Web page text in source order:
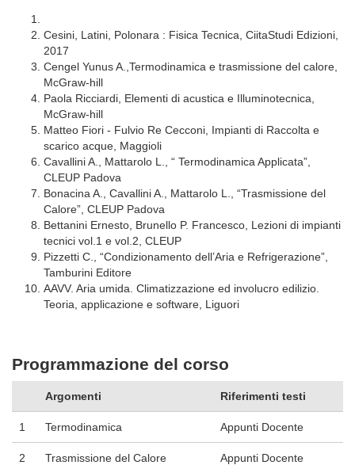
Cesini, Latini, Polonara : Fisica Tecnica, CiitaStudi Edizioni,
2017
Cengel Yunus A.,Termodinamica e trasmissione del calore,
McGraw-hill
Paola Ricciardi, Elementi di acustica e Illuminotecnica,
McGraw-hill
Matteo Fiori - Fulvio Re Cecconi, Impianti di Raccolta e
scarico acque, Maggioli
Cavallini A., Mattarolo L., “ Termodinamica Applicata”,
CLEUP Padova
Bonacina A., Cavallini A., Mattarolo L., “Trasmissione del
Calore”, CLEUP Padova
Bettanini Ernesto, Brunello P. Francesco, Lezioni di impianti
tecnici vol.1 e vol.2, CLEUP
Pizzetti C., “Condizionamento dell’Aria e Refrigerazione”,
Tamburini Editore
AAVV. Aria umida. Climatizzazione ed involucro edilizio.
Teoria, applicazione e software, Liguori
Programmazione del corso
Argomenti Riferimenti testi
1 Termodinamica Appunti Docente
2 Trasmissione del Calore Appunti Docente